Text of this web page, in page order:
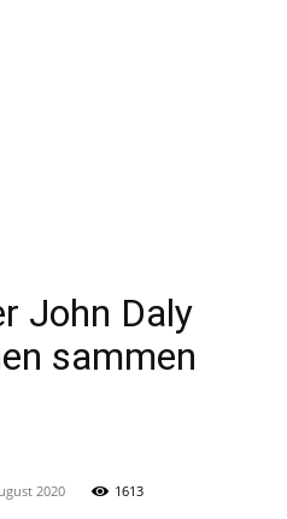
John Daly
sammen
2020 1613